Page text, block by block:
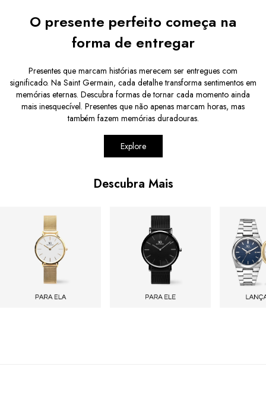
O presente perfeito começa na
forma de entregar
Presentes que marcam histórias merecem ser entregues com
significado. Na Saint Germain, cada detalhe transforma sentimentos em
memórias eternas. Descubra formas de tornar cada momento ainda
mais inesquecível. Presentes que não apenas marcam horas, mas
também fazem memórias duradouras.
Explore
Descubra Mais